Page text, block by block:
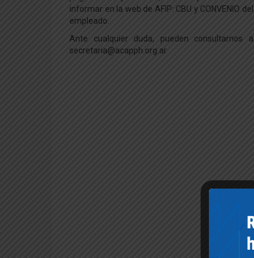
informar en la web de AFIP: CBU y CONVENIO del
empleado.
Ante cualquier duda, pueden consultarnos a
secretaria@acapph.org.ar